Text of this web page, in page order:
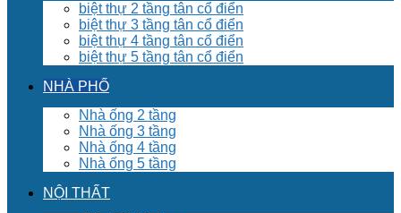
biệt thự 2 tầng tân cổ điển
biệt thự 3 tầng tân cổ điển
biệt thự 4 tầng tân cổ điển
biệt thự 5 tầng tân cổ điển
NHÀ PHỐ
Nhà ống 2 tầng
Nhà ống 3 tầng
Nhà ống 4 tầng
Nhà ống 5 tầng
NỘI THẤT